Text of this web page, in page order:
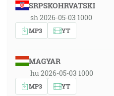
SRPSKOHRVATSKI
sh 2026-05-03 1000
MP3 YT
MAGYAR
hu 2026-05-03 1000
MP3 YT